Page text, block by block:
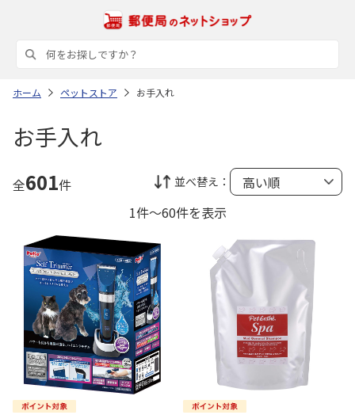
ホーム ペットストア お手入れ
お手入れ
全601件 並べ替え：
1件～60件を表示